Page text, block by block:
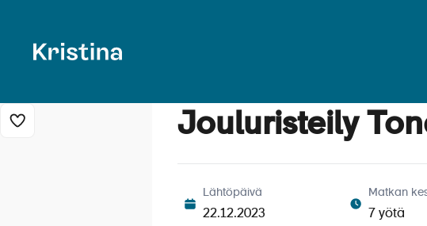
Lisää risteily suosikkeihinJouluristeily
Lähtöpäivä
22.12.2023
Matkan
7 yötä